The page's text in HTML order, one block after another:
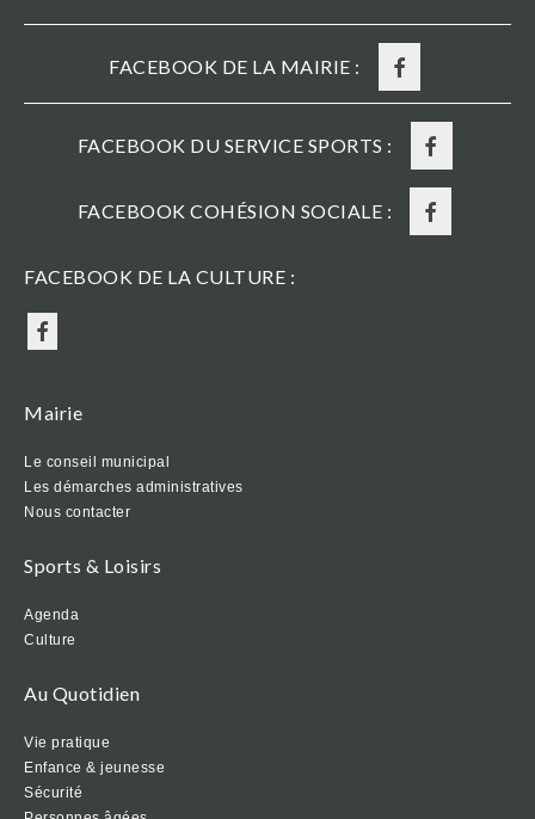
FACEBOOK DE LA MAIRIE :
FACEBOOK DU SERVICE SPORTS :
FACEBOOK COHÉSION SOCIALE :
FACEBOOK DE LA CULTURE :
Mairie
Le conseil municipal
Les démarches administratives
Nous contacter
Sports & Loisirs
Agenda
Culture
Au Quotidien
Vie pratique
Enfance & jeunesse
Sécurité